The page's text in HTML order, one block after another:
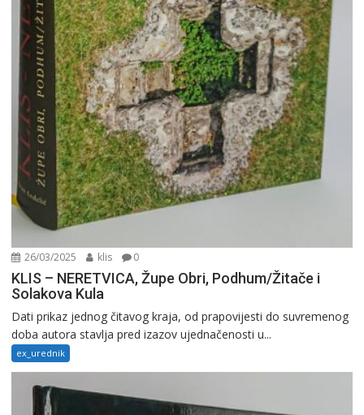
26/03/2025 klis 0
KLIS – NERETVICA, Župe Obri, Podhum/Žitače i
Solakova Kula
Dati prikaz jednog čitavog kraja, od prapovijesti do suvremenog
doba autora stavlja pred izazov ujednačenosti u...
ex_urednik